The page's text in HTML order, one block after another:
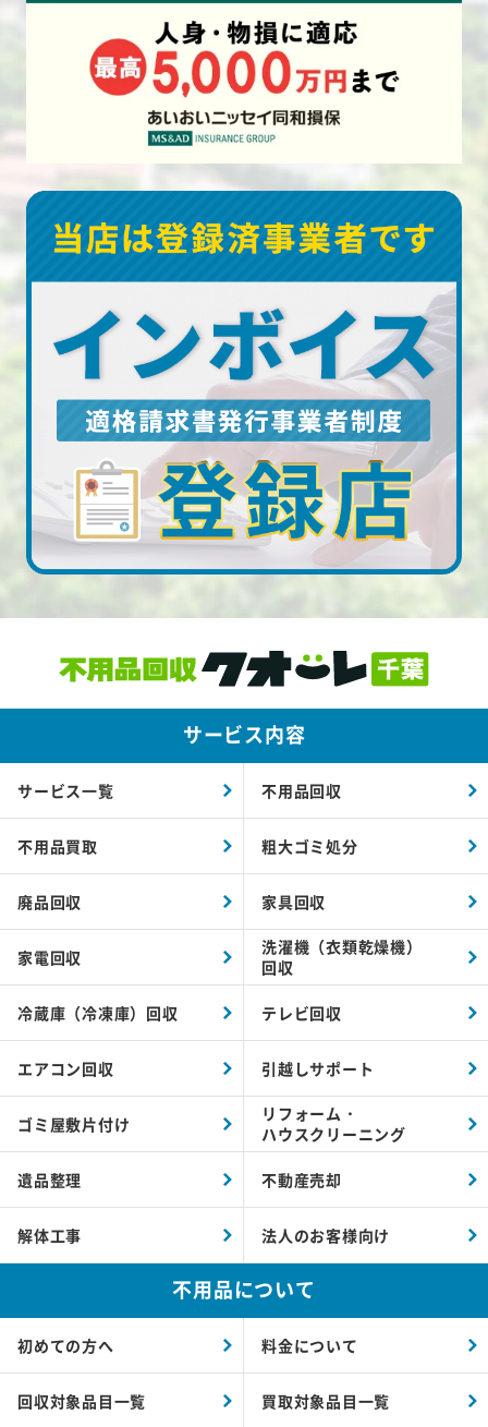
サービス内容
サービス一覧 不用品回収
不用品買取 粗大ゴミ処分
廃品回収 家具回収
家電回収
洗濯機（衣類乾燥機）
回収
冷蔵庫（冷凍庫）回収 テレビ回収
エアコン回収 引越しサポート
ゴミ屋敷片付け
リフォーム・
ハウスクリーニング
遺品整理 不動産売却
解体工事 法人のお客様向け
不用品について
初めての方へ 料金について
回収対象品目一覧 買取対象品目一覧